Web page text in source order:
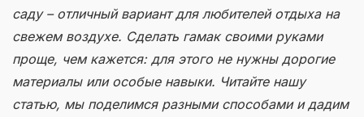
саду – отличный вариант для любителей отдыха на
свежем воздухе. Сделать гамак своими руками
проще, чем кажется: для этого не нужны дорогие
материалы или особые навыки. Читайте нашу
статью, мы поделимся разными способами и дадим